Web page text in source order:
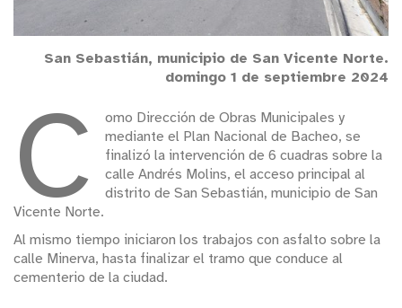
San Sebastián, municipio de San Vicente Norte.
domingo 1 de septiembre 2024
C
omo Dirección de Obras Municipales y
mediante el Plan Nacional de Bacheo, se
finalizó la intervención de 6 cuadras sobre la
calle Andrés Molins, el acceso principal al
distrito de San Sebastián, municipio de San
Vicente Norte.
Al mismo tiempo iniciaron los trabajos con asfalto sobre la
calle Minerva, hasta finalizar el tramo que conduce al
cementerio de la ciudad.